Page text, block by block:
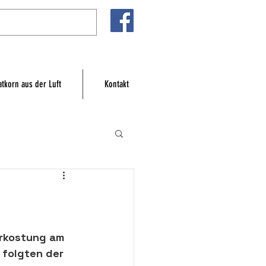
aus der Luft Kontakt
am
folgten der